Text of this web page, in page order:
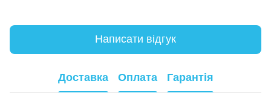
Написати відгук
Доставка Оплата Гарантія